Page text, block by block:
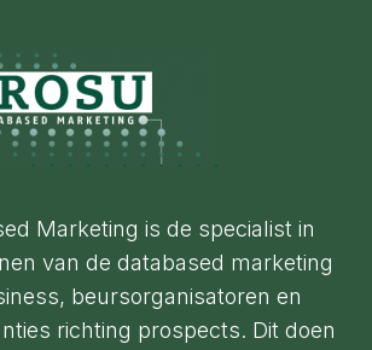
Marketing is de specialist in
van de databased marketing
beursorganisatoren en
richting prospects. Dit doen